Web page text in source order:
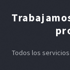
Todos los